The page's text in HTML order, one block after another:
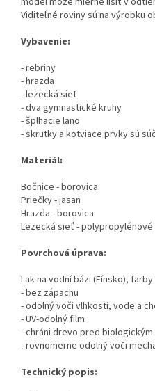
Viditeľné roviny sú na výrobku
Vybavenie:
- rebriny
- hrazda
- lezecká sieť
- dva gymnastické kruhy
- šplhacie lano
- skrutky a kotviace prvky sú
Materiál:
Bočnice - borovica
Priečky - jasan
Hrazda - borovica
Lezecká sieť - polypropylénové
Povrchová úprava:
Lak na vodní bázi (Fínsko),
- bez zápachu
- odolný voči vlhkosti, vode a
- UV-odolný film
- chráni drevo pred biologickým
- rovnomerne odolný voči
Technický popis: